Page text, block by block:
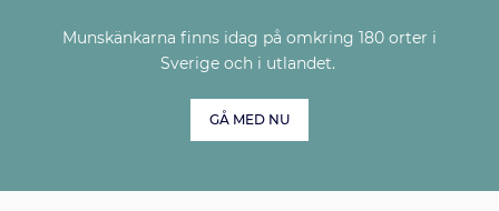
Munskänkarna finns idag på omkring 180 orter i
Sverige och i utlandet.
GÅ MED NU